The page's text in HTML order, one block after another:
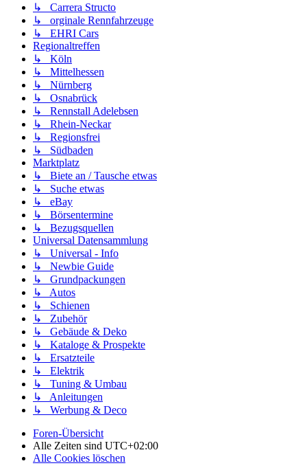
↳ Carrera Structo
↳ orginale Rennfahrzeuge
↳ EHRI Cars
Regionaltreffen
↳ Köln
↳ Mittelhessen
↳ Nürnberg
↳ Osnabrück
↳ Rennstall Adelebsen
↳ Rhein-Neckar
↳ Regionsfrei
↳ Südbaden
Marktplatz
↳ Biete an / Tausche etwas
↳ Suche etwas
↳ eBay
↳ Börsentermine
↳ Bezugsquellen
Universal Datensammlung
↳ Universal - Info
↳ Newbie Guide
↳ Grundpackungen
↳ Autos
↳ Schienen
↳ Zubehör
↳ Gebäude & Deko
↳ Kataloge & Prospekte
↳ Ersatzteile
↳ Elektrik
↳ Tuning & Umbau
↳ Anleitungen
↳ Werbung & Deco
Foren-Übersicht
Alle Zeiten sind UTC+02:00
Alle Cookies löschen